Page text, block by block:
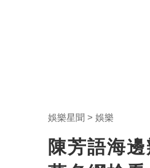
娛樂星聞 娛樂
陳芳語海